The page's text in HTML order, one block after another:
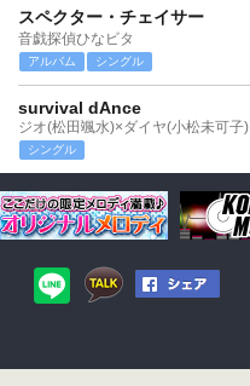
スペクター・チェイサー
音戯探偵ひなビタ
アルバム シングル
survival dAnce
ジオ(松田颯水)×ダイヤ(小松未可子)
シングル